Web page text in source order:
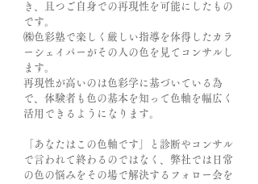
き、且つご自身での再現性を可能にしたもの
です。
㈱色彩塾で楽しく厳しい指導を体得したカラ
ーシェイパーがその人の色を見てコンサルし
ます。
再現性が高いのは色彩学に基づいている為
で、体験者も色の基本を知って色軸を幅広く
活用できるようになります。
「あなたはこの色軸です」と診断やコンサル
で言われて終わるのではなく、弊社では日常
の色の悩みをその場で解決するフォロー会を